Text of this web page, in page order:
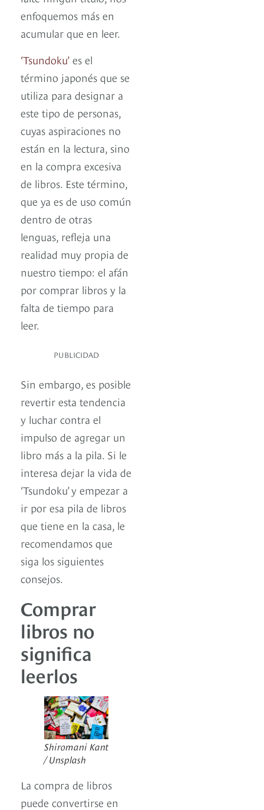
enfoquemos más en
acumular que en leer.
‘Tsundoku’ es el
término japonés que se
utiliza para designar a
este tipo de personas,
cuyas aspiraciones no
están en la lectura, sino
en la compra excesiva
de libros. Este término,
que ya es de uso común
dentro de otras
lenguas, refleja una
realidad muy propia de
nuestro tiempo: el afán
por comprar libros y la
falta de tiempo para
leer.
PUBLICIDAD
Sin embargo, es posible
revertir esta tendencia
y luchar contra el
impulso de agregar un
libro más a la pila. Si le
interesa dejar la vida de
‘Tsundoku’ y empezar a
ir por esa pila de libros
que tiene en la casa, le
recomendamos que
siga los siguientes
consejos.
Comprar
libros no
significa
leerlos
Shiromani Kant
/ Unsplash
La compra de libros
puede convertirse en